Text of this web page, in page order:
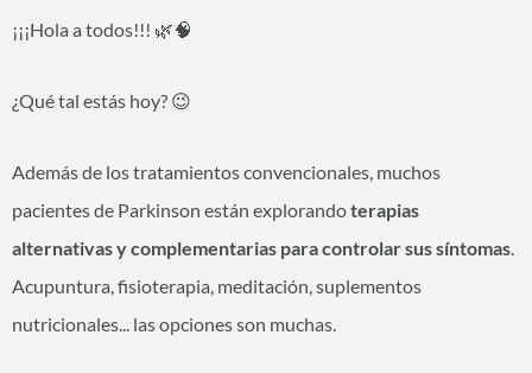
¡¡¡Hola a todos!!! 🌿🧠
¿Qué tal estás hoy? 😉
Además de los tratamientos convencionales, muchos
pacientes de Parkinson están explorandoterapias
alternativas y complementarias para controlar sus síntomas.
Acupuntura, fisioterapia, meditación, suplementos
nutricionales... las opciones son muchas.